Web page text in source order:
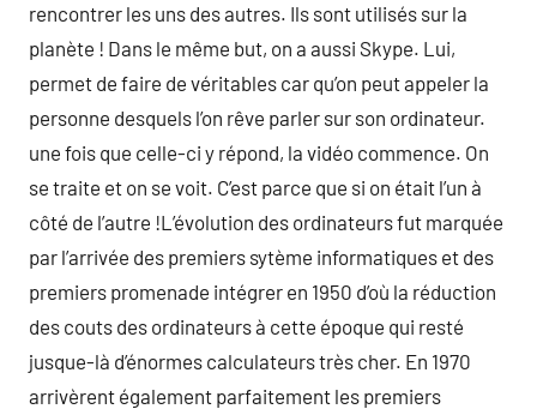
rencontrer les uns des autres. Ils sont utilisés sur la
planète ! Dans le même but, on a aussi Skype. Lui,
permet de faire de véritables car qu’on peut appeler la
personne desquels l’on rêve parler sur son ordinateur.
une fois que celle-ci y répond, la vidéo commence. On
se traite et on se voit. C’est parce que si on était l’un à
côté de l’autre !L’évolution des ordinateurs fut marquée
par l’arrivée des premiers sytème informatiques et des
premiers promenade intégrer en 1950 d’où la réduction
des couts des ordinateurs à cette époque qui resté
jusque-là d’énormes calculateurs très cher. En 1970
arrivèrent également parfaitement les premiers